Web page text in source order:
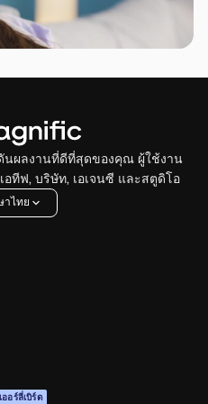
นผลงานที่ดีที่สุดของคุณ ผู้ใช้งาน
อทีฟ, บริษัท, เอเจนซี และสตูดิโอ
าไทย
เออร์ลี่เบิร์ด